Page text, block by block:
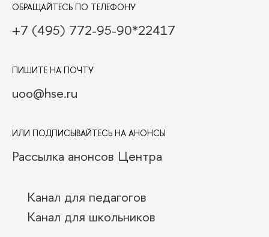
ОБРАЩАЙТЕСЬ ПО ТЕЛЕФОНУ
+7 (495) 772-95-90*22417
ПИШИТЕ НА ПОЧТУ
uoo@hse.ru
ИЛИ ПОДПИСЫВАЙТЕСЬ НА АНОНСЫ
Рассылка анонсов Центра
Канал для педагогов
Канал для школьников